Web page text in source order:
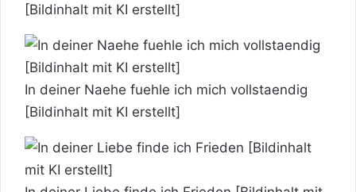
[Bildinhalt mit KI erstellt]
In deiner Naehe fuehle ich mich vollstaendig
[Bildinhalt mit KI erstellt]